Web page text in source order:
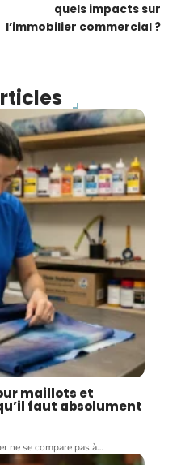
quels impacts sur
l’immobilier commercial ?
maillots et
faut absolument
ne se compare pas à…